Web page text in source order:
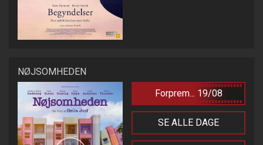
NØJSOMHEDEN
Forprem... 19/08
SE ALLE DAGE